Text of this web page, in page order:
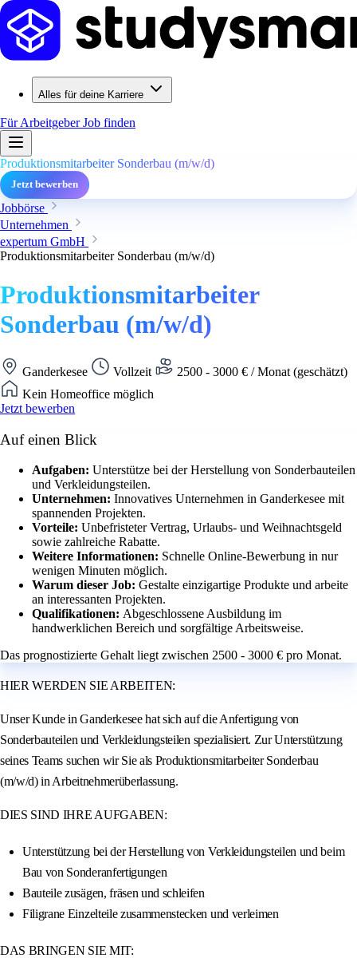
Alles für deine Karriere
Für ArbeitgeberJob finden
Produktionsmitarbeiter Sonderbau (m/w/d)
Jetzt bewerben
Jobbörse
Unternehmen
expertum GmbH
Produktionsmitarbeiter Sonderbau (m/w/d)
Produktionsmitarbeiter
Sonderbau (m/w/d)
Ganderkesee Vollzeit
2500 - 3000 € / Monat (geschätzt)
Kein Homeoffice möglich
Jetzt bewerben
Auf einen Blick
Aufgaben: Unterstütze bei der Herstellung von Sonderbauteilen
und Verkleidungsteilen.
Unternehmen: Innovatives Unternehmen in Ganderkesee mit
spannenden Projekten.
Vorteile: Unbefristeter Vertrag, Urlaubs- und Weihnachtsgeld
sowie zahlreiche Rabatte.
Weitere Informationen: Schnelle Online-Bewerbung in nur
wenigen Minuten möglich.
Warum dieser Job: Gestalte einzigartige Produkte und arbeite
an interessanten Projekten.
Qualifikationen: Abgeschlossene Ausbildung im
handwerklichen Bereich und sorgfältige Arbeitsweise.
Das prognostizierte Gehalt liegt zwischen 2500 - 3000 € pro Monat.
HIER WERDEN SIE ARBEITEN:
Unser Kunde in Ganderkesee hat sich auf die Anfertigung von
Sonderbauteilen und Verkleidungsteilen spezialisiert. Zur Unterstützung
seines Teams suchen wir Sie als Produktionsmitarbeiter Sonderbau
(m/w/d) in Arbeitnehmerüberlassung.
DIES SIND IHRE AUFGABEN:
Unterstützung bei der Herstellung von Verkleidungsteilen und beim
Bau von Sonderanfertigungen
Bauteile zusägen, fräsen und schleifen
Filigrane Einzelteile zusammenstecken und verleimen
DAS BRINGEN SIE MIT: